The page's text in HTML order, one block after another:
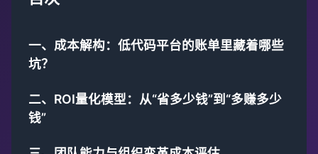
一、成本解构：低代码平台的账单里藏着哪些
坑？
二、ROI量化模型：从“省多少钱”到“多赚多少
钱”